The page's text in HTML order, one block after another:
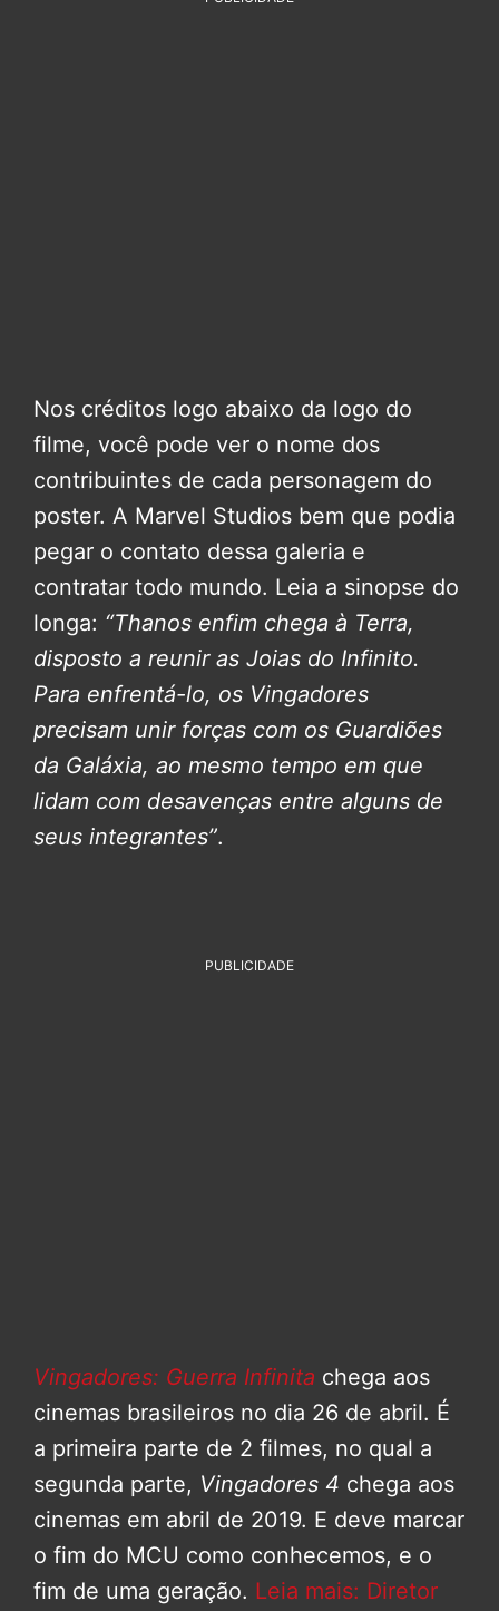
Nos créditos logo abaixo da logo do
filme, você pode ver o nome dos
contribuintes de cada personagem do
poster. A Marvel Studios bem que podia
pegar o contato dessa galeria e
contratar todo mundo. Leia a sinopse do
longa: “Thanos enfim chega à Terra,
disposto a reunir as Joias do Infinito.
Para enfrentá-lo, os Vingadores
precisam unir forças com os Guardiões
da Galáxia, ao mesmo tempo em que
lidam com desavenças entre alguns de
seus integrantes”.
PUBLICIDADE
Vingadores: Guerra Infinita chega aos
cinemas brasileiros no dia 26 de abril. É
a primeira parte de 2 filmes, no qual a
segunda parte, Vingadores 4 chega aos
cinemas em abril de 2019. E deve marcar
o fim do MCU como conhecemos, e o
fim de uma geração. Leia mais: Diretor